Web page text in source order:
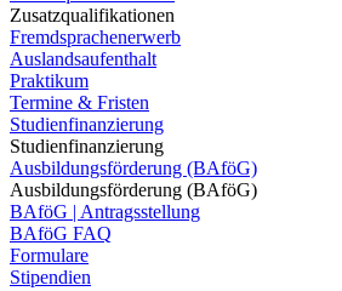
Zusatzqualifikationen
Fremdsprachenerwerb
Auslandsaufenthalt
Praktikum
Termine & Fristen
Studienfinanzierung
Studienfinanzierung
Ausbildungsförderung (BAföG)
Ausbildungsförderung (BAföG)
BAföG | Antragsstellung
BAföG FAQ
Formulare
Stipendien